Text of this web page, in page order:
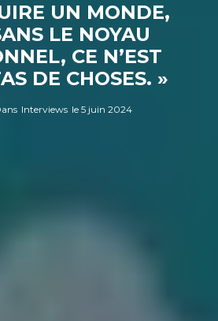
UN MONDE,
LE NOYAU
CE N’EST
DE CHOSES. »
Interviews le 5 juin 2024